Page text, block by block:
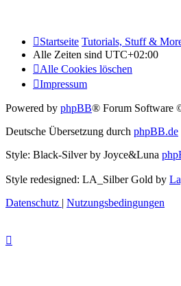
Startseite Tutorials, Stuff &
Alle Zeiten sind UTC+02:00
Alle Cookies löschen
Impressum
Powered by phpBB® Forum Software
Deutsche Übersetzung durch phpBB.de
Style: Black-Silver by Joyce&Luna
Style redesigned: LA_Silber Gold by
Datenschutz | Nutzungsbedingungen